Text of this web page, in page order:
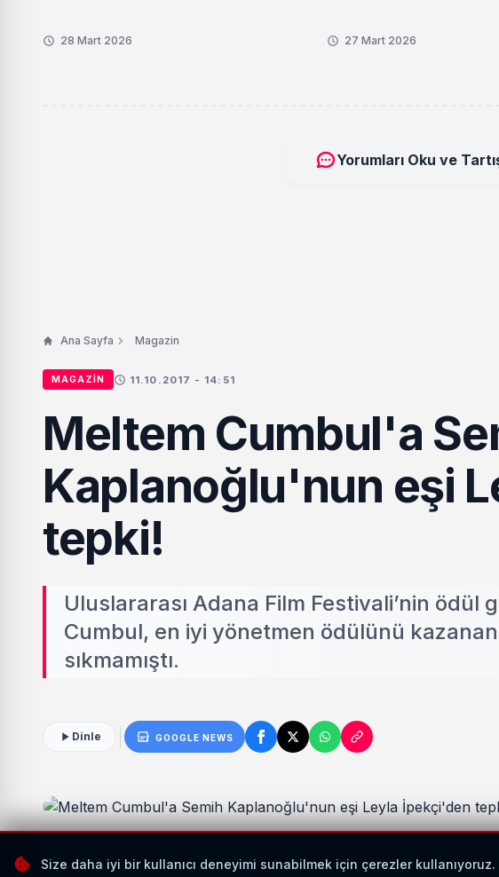
28 Mart 2026
mı?27 Mart 2026
Yorumları Oku ve
Ana Sayfa Magazin
MAGAZIN 11.10.2017 - 14:51
Meltem Cumbul'a
Kaplanoğlu'nun eşi
tepki!
Uluslararası Adana Film Festivali’nin
Cumbul, en iyi yönetmen ödülünü
sıkmamıştı.
Dinle GOOGLE NEWS
Hürriyet'te yer alan habere göreKaplanoğlu, olay sonrası sosyal
Size daha iyi bir kullanıcı deneyimi sunabilmek için çerezler kullanıyoruz.